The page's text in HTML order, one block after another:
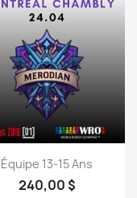
Aperçu rapide
Équipe 13-15 Ans
240,00 $